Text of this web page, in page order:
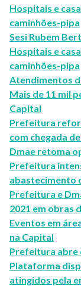
Hospitais e
caminhões-pipa
Sesi Rubem
Hospitais e
caminhões-pipa
Atendimentos
Mais de 11 mil
Capital
Prefeitura
com chegada
Dmae retoma
Prefeitura
abastecimento
Prefeitura e
2021 em obras
Eventos em
na Capital
Prefeitura abre
Plataforma
atingidos pela